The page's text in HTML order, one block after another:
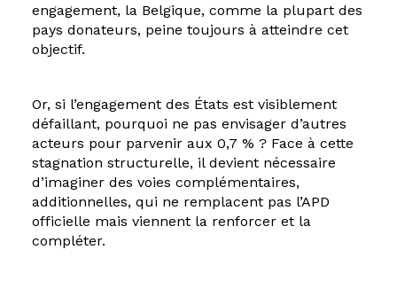
engagement, la Belgique, comme la plupart des
pays donateurs, peine toujours à atteindre cet
objectif.
Or, si l’engagement des États est visiblement
défaillant, pourquoi ne pas envisager d’autres
acteurs pour parvenir aux 0,7 % ? Face à cette
stagnation structurelle, il devient nécessaire
d’imaginer des voies complémentaires,
additionnelles, qui ne remplacent pas l’APD
officielle mais viennent la renforcer et la
compléter.